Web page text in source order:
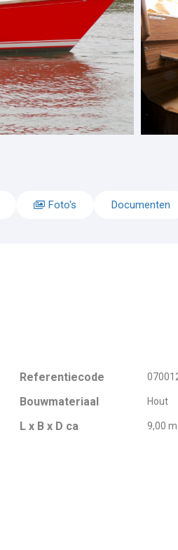
Foto's Documenten
Referentiecode
Bouwmateriaal Hout
L x B x D ca 9,00